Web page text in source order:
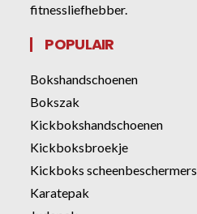
fitnessliefhebber.
POPULAIR
Bokshandschoenen
Bokszak
Kickbokshandschoenen
Kickboksbroekje
Kickboks scheenbeschermers
Karatepak